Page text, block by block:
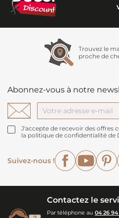
Trouvez le
proche de
Abonnez-vous à notre
J'accepte de recevoir des
la politique de confidentialité de
Suivez-nous !
Facebook
Contactez le
Par téléphone au 04 26